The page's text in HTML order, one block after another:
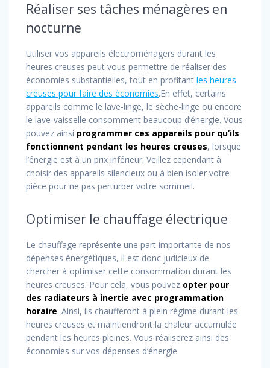
Réaliser ses tâches ménagères en
nocturne
Utiliser vos appareils électroménagers durant les
heures creuses peut vous permettre de réaliser des
économies substantielles, tout en profitant les heures
creuses pour faire des économies.En effet, certains
appareils comme le lave-linge, le sèche-linge ou encore
le lave-vaisselle consomment beaucoup d’énergie. Vous
pouvez ainsi programmer ces appareils pour qu’ils
fonctionnent pendant les heures creuses, lorsque
l’énergie est à un prix inférieur. Veillez cependant à
choisir des appareils silencieux ou à bien isoler votre
pièce pour ne pas perturber votre sommeil.
Optimiser le chauffage électrique
Le chauffage représente une part importante de nos
dépenses énergétiques, il est donc judicieux de
chercher à optimiser cette consommation durant les
heures creuses. Pour cela, vous pouvez opter pour
des radiateurs à inertie avec programmation
horaire. Ainsi, ils chaufferont à plein régime durant les
heures creuses et maintiendront la chaleur accumulée
pendant les heures pleines. Vous réaliserez ainsi des
économies sur vos dépenses d’énergie.